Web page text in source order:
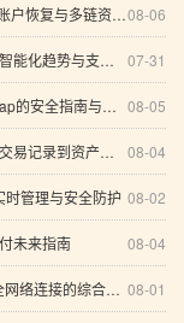
08-06
复与多链资产管理
07-31
支付方案全解析
08-05
与智能支付思考
08-04
录到资产保护
08-02
管理与安全防护
08-04
未来指南
08-01
连接的综合指南